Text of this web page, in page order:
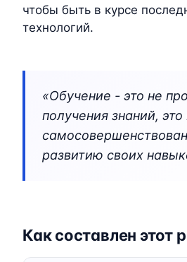
чтобы быть в курсе
технологий.
«Обучение - это не
получения знаний, это
развитию своих
Как составлен этот